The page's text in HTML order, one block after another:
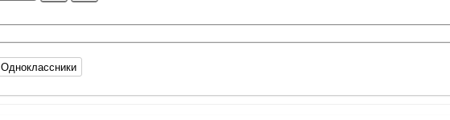
Одноклассники